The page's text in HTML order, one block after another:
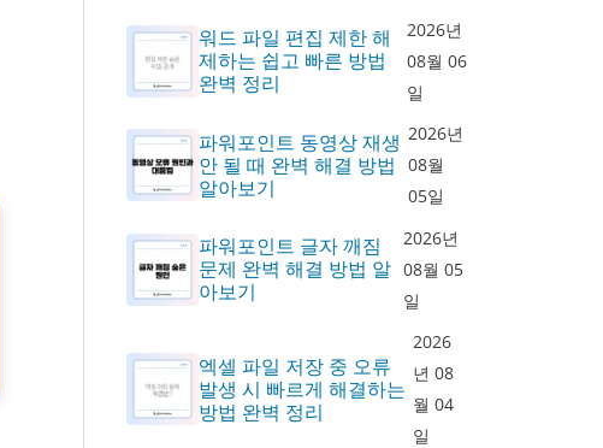
워드 파일 편집 제한 해
제하는 쉽고 빠른 방법
완벽 정리
2026년
08월 06
일
파워포인트 동영상 재생
안 될 때 완벽 해결 방법
알아보기
2026년
08월
05일
파워포인트 글자 깨짐
문제 완벽 해결 방법 알
아보기
2026년
08월 05
일
엑셀 파일 저장 중 오류
발생 시 빠르게 해결하는
방법 완벽 정리
2026
년 08
월 04
일